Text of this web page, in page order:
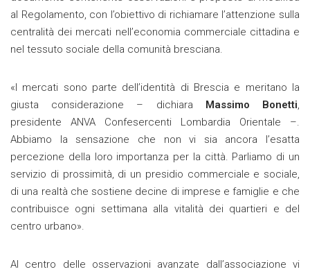
al Regolamento, con l’obiettivo di richiamare l’attenzione sulla
centralità dei mercati nell’economia commerciale cittadina e
nel tessuto sociale della comunità bresciana.
«I mercati sono parte dell’identità di Brescia e meritano la
giusta considerazione – dichiara Massimo Bonetti,
presidente ANVA Confesercenti Lombardia Orientale –.
Abbiamo la sensazione che non vi sia ancora l’esatta
percezione della loro importanza per la città. Parliamo di un
servizio di prossimità, di un presidio commerciale e sociale,
di una realtà che sostiene decine di imprese e famiglie e che
contribuisce ogni settimana alla vitalità dei quartieri e del
centro urbano».
Al centro delle osservazioni avanzate dall’associazione vi